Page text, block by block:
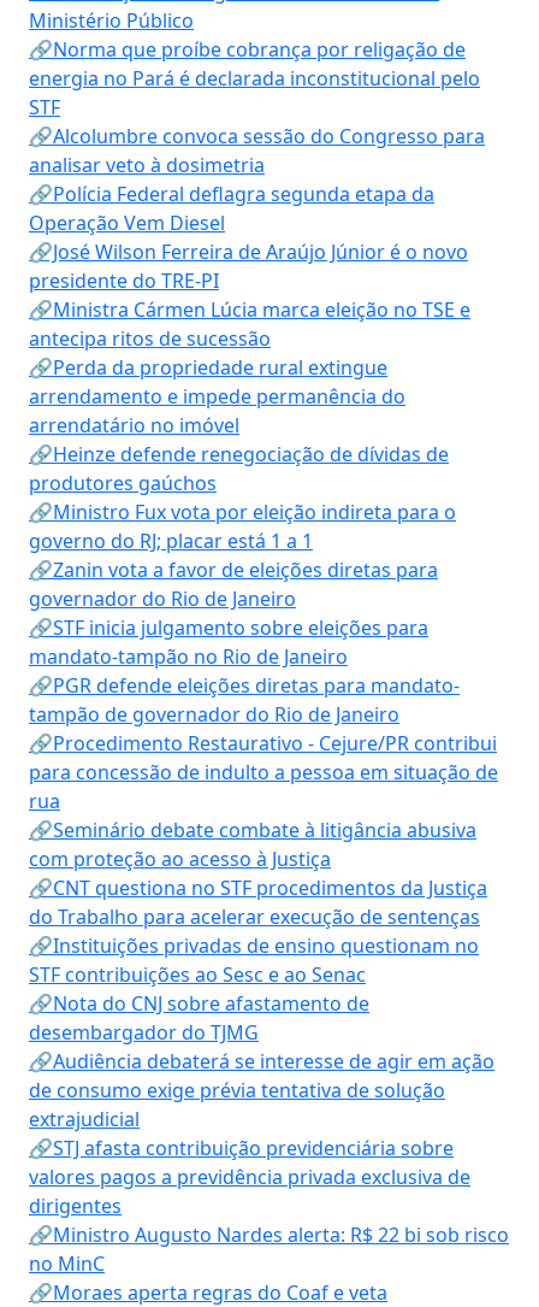
Ministério Público
🔗Norma que proíbe cobrança por religação de
energia no Pará é declarada inconstitucional pelo
STF
🔗Alcolumbre convoca sessão do Congresso para
analisar veto à dosimetria
🔗Polícia Federal deflagra segunda etapa da
Operação Vem Diesel
🔗José Wilson Ferreira de Araújo Júnior é o novo
presidente do TRE-PI
🔗Ministra Cármen Lúcia marca eleição no TSE e
antecipa ritos de sucessão
🔗Perda da propriedade rural extingue
arrendamento e impede permanência do
arrendatário no imóvel
🔗Heinze defende renegociação de dívidas de
produtores gaúchos
🔗Ministro Fux vota por eleição indireta para o
governo do RJ; placar está 1 a 1
🔗Zanin vota a favor de eleições diretas para
governador do Rio de Janeiro
🔗STF inicia julgamento sobre eleições para
mandato-tampão no Rio de Janeiro
🔗PGR defende eleições diretas para mandato-
tampão de governador do Rio de Janeiro
🔗Procedimento Restaurativo - Cejure/PR contribui
para concessão de indulto a pessoa em situação de
rua
🔗Seminário debate combate à litigância abusiva
com proteção ao acesso à Justiça
🔗CNT questiona no STF procedimentos da Justiça
do Trabalho para acelerar execução de sentenças
🔗Instituições privadas de ensino questionam no
STF contribuições ao Sesc e ao Senac
🔗Nota do CNJ sobre afastamento de
desembargador do TJMG
🔗Audiência debaterá se interesse de agir em ação
de consumo exige prévia tentativa de solução
extrajudicial
🔗STJ afasta contribuição previdenciária sobre
valores pagos a previdência privada exclusiva de
dirigentes
🔗Ministro Augusto Nardes alerta: R$ 22 bi sob risco
no MinC
🔗Moraes aperta regras do Coaf e veta